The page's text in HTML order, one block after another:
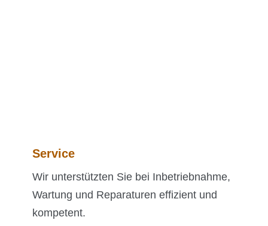
Service
Wir unterstützten Sie bei Inbetriebnahme,
Wartung und Reparaturen effizient und
kompetent.